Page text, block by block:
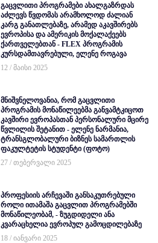
გაცვლითი პროგრამები ახალგაზრდას
აძლევს წვდომას არამხოლოდ ძალიან
კარგ განათლებაზე, არამედ აკავშირებს
ევროპისა და ამერიკის მოქალაქეებს
ქართველებთან - FLEX პროგრამის
კურსდამთავრებული, ელენე როგავა
12 / მაისი 2025
მნიშვნელოვანია, რომ გაცვლითი
პროგრამის მონაწილეებმა განვამტკიცოთ
კავშირი ევროპასთან პერსონალური მცირე
წვლილის შეტანით - ელენე ნარმანია,
ტრანსგლობალური ბიზნეს სამართლის
ფაკულტეტის სტუდენტი (ფოტო)
27 / თებერვალი 2025
პროფესიის არჩევაში განსაკუთრებული
როლი ითამაშა გაცვლით პროგრამებში
მონაწილეობამ, - ზუგდიდელი ანა
კვარაცხელია ევროპულ გამოცდილებაზე
18 / იანვარი 2025